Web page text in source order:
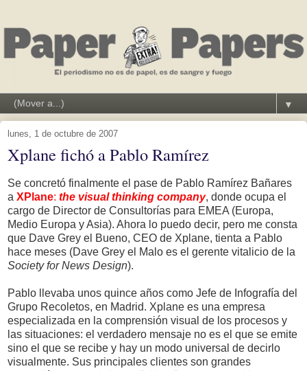
▼
lunes, 1 de octubre de 2007
Xplane fichó a Pablo Ramírez
Se concretó finalmente el pase de Pablo Ramírez Bañares
a XPlane: the visual thinking company, donde ocupa el
cargo de Director de Consultorías para EMEA (Europa,
Medio Europa y Asia). Ahora lo puedo decir, pero me consta
que Dave Grey el Bueno, CEO de Xplane, tienta a Pablo
hace meses (Dave Grey el Malo es el gerente vitalicio de la
Society for News Design).
Pablo llevaba unos quince años como Jefe de Infografía del
Grupo Recoletos, en Madrid. Xplane es una empresa
especializada en la comprensión visual de los procesos y
las situaciones: el verdadero mensaje no es el que se emite
sino el que se recibe y hay un modo universal de decirlo
visualmente. Sus principales clientes son grandes